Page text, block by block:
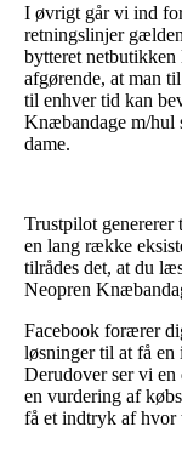
I øvrigt går vi ind
retningslinjer
bytteret netbutikken
afgørende, at man
til enhver tid kan
Knæbandage m/hul
dame.
Trustpilot genererer
en lang række
tilrådes det, at du
Neopren
Facebook forærer
løsninger til at få en
Derudover ser vi
en vurdering af
få et indtryk af hvor